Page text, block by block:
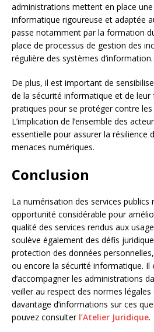
administrations mettent en place
informatique rigoureuse et adaptée
passe notamment par la formation
place de processus de gestion des
régulière des systèmes d’information.
De plus, il est important de
de la sécurité informatique et de leur
pratiques pour se protéger contre
L’implication de l’ensemble des
essentielle pour assurer la résilience
menaces numériques.
Conclusion
La numérisation des services publics
opportunité considérable pour
qualité des services rendus aux
soulève également des défis
protection des données
ou encore la sécurité informatique. Il
d’accompagner les administrations
veiller au respect des normes
davantage d’informations sur ces
pouvez consulter l’Atelier Juridique.